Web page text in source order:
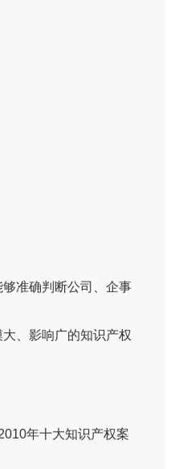
准确判断公司、企事
、影响广的知识产权
年十大知识产权案